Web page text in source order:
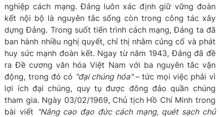
nghiệp cách mạng. Đảng luôn xác định giữ vững đoàn
kết nội bộ là nguyên tắc sống còn trong công tác xây
dựng Đảng. Trong suốt tiến trình cách mạng, Đảng ta đã
ban hành nhiều nghị quyết, chỉ thị nhằm củng cố và phát
huy sức mạnh đoàn kết. Ngay từ năm 1943, Đảng đã đề
ra Đề cương văn hóa Việt Nam với ba nguyên tắc vận
động, trong đó có "đại chúng hóa"– tức mọi việc phải vì
lợi ích đại chúng, quy tụ được đông đảo quần chúng
tham gia. Ngày 03/02/1969, Chủ tịch Hồ Chí Minh trong
bài viết "Nâng cao đạo đức cách mạng, quét sạch chủ